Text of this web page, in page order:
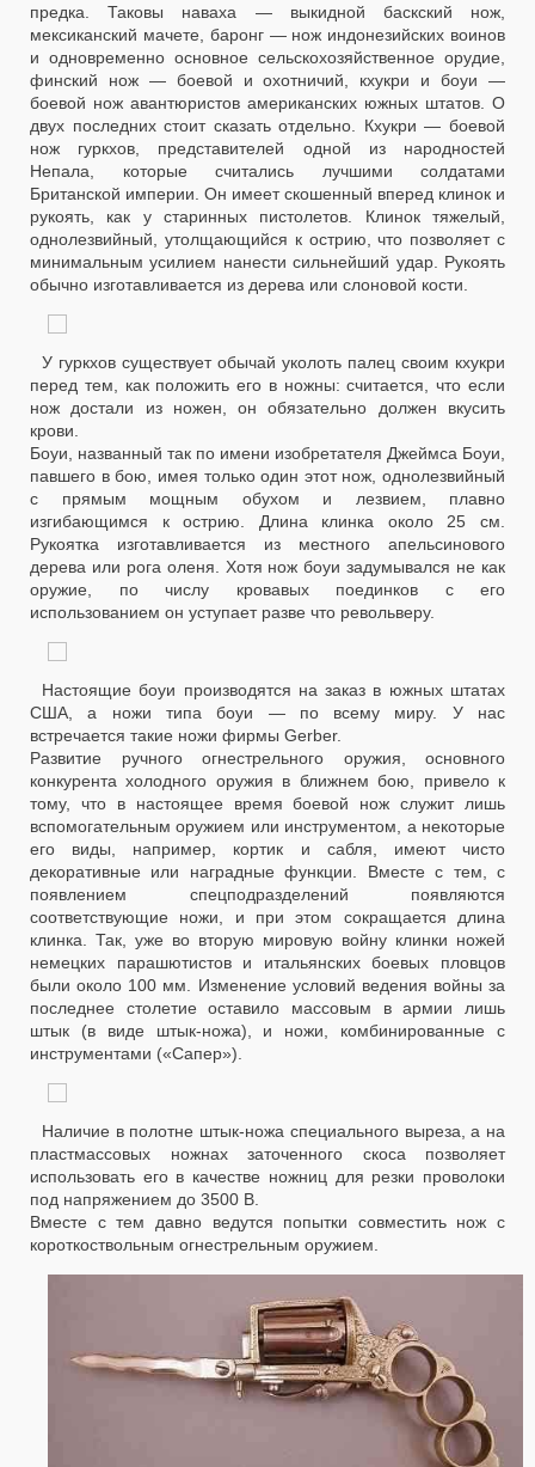
предка. Таковы наваха — выкидной баскский нож,
мексиканский мачете, баронг — нож индонезийских воинов
и одновременно основное сельскохозяйственное орудие,
финский нож — боевой и охотничий, кхукри и боуи —
боевой нож авантюристов американских южных штатов. О
двух последних стоит сказать отдельно. Кхукри — боевой
нож гуркхов, представителей одной из народностей
Непала, которые считались лучшими солдатами
Британской империи. Он имеет скошенный вперед клинок и
рукоять, как у старинных пистолетов. Клинок тяжелый,
однолезвийный, утолщающийся к острию, что позволяет с
минимальным усилием нанести сильнейший удар. Рукоять
обычно изготавливается из дерева или слоновой кости.
У гуркхов существует обычай уколоть палец своим кхукри
перед тем, как положить его в ножны: считается, что если
нож достали из ножен, он обязательно должен вкусить
крови.
Боуи, названный так по имени изобретателя Джеймса Боуи,
павшего в бою, имея только один этот нож, однолезвийный
с прямым мощным обухом и лезвием, плавно
изгибающимся к острию. Длина клинка около 25 см.
Рукоятка изготавливается из местного апельсинового
дерева или рога оленя. Хотя нож боуи задумывался не как
оружие, по числу кровавых поединков с его
использованием он уступает разве что револьверу.
Настоящие боуи производятся на заказ в южных штатах
США, а ножи типа боуи — по всему миру. У нас
встречается такие ножи фирмы Gerber.
Развитие ручного огнестрельного оружия, основного
конкурента холодного оружия в ближнем бою, привело к
тому, что в настоящее время боевой нож служит лишь
вспомогательным оружием или инструментом, а некоторые
его виды, например, кортик и сабля, имеют чисто
декоративные или наградные функции. Вместе с тем, с
появлением спецподразделений появляются
соответствующие ножи, и при этом сокращается длина
клинка. Так, уже во вторую мировую войну клинки ножей
немецких парашютистов и итальянских боевых пловцов
были около 100 мм. Изменение условий ведения войны за
последнее столетие оставило массовым в армии лишь
штык (в виде штык-ножа), и ножи, комбинированные с
инструментами («Сапер»).
Наличие в полотне штык-ножа специального выреза, а на
пластмассовых ножнах заточенного скоса позволяет
использовать его в качестве ножниц для резки проволоки
под напряжением до 3500 В.
Вместе с тем давно ведутся попытки совместить нож с
короткоствольным огнестрельным оружием.